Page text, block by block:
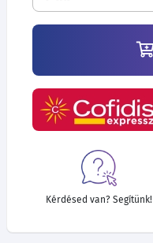
Kérdésed van? Segítünk!